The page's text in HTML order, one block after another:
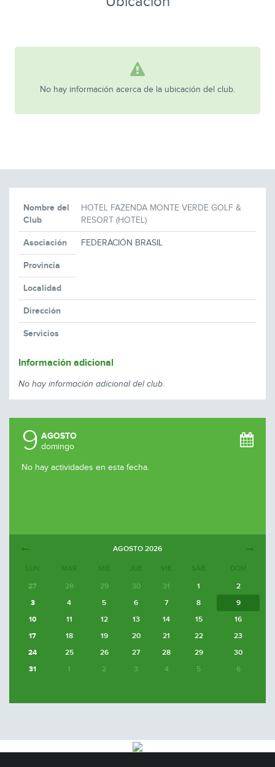
No hay información acerca de la ubicación del club.
Nombre del
Club
HOTEL FAZENDA MONTE VERDE GOLF &
RESORT (HOTEL)
Asociación FEDERACIÓN BRASIL
Provincia
Localidad
Dirección
Servicios
Información adicional
No hay información adicional del club.
9 AGOSTO
domingo
No hay actividades en esta fecha.
AGOSTO 2026
LUN MAR MIÉ JUE VIE SÁB DOM
27 28 29 30 31 1
2
3
4 5 6 7 8
9
10
11 12 13 14 15
16
17
18 19 20 21 22
23
24
25 26 27 28 29
30
31
1 2 3 4 5 6